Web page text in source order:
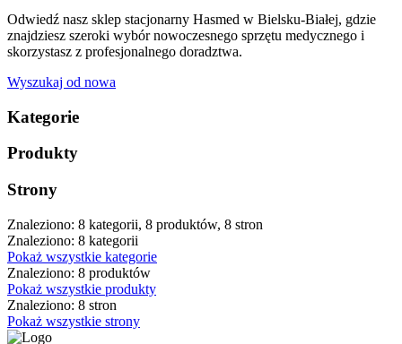
Odwiedź nasz sklep stacjonarny Hasmed w Bielsku-Białej, gdzie
znajdziesz szeroki wybór nowoczesnego sprzętu medycznego i
skorzystasz z profesjonalnego doradztwa.
Wyszukaj od nowa
Kategorie
Produkty
Strony
Znaleziono: 8 kategorii, 8 produktów, 8 stron
Znaleziono: 8 kategorii
Pokaż wszystkie kategorie
Znaleziono: 8 produktów
Pokaż wszystkie produkty
Znaleziono: 8 stron
Pokaż wszystkie strony